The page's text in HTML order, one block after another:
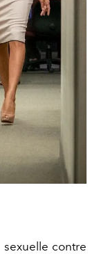
sexuelle contre